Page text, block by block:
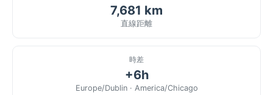
7,681 km
直線距離
時差
+6h
Europe/Dublin · America/Chicago